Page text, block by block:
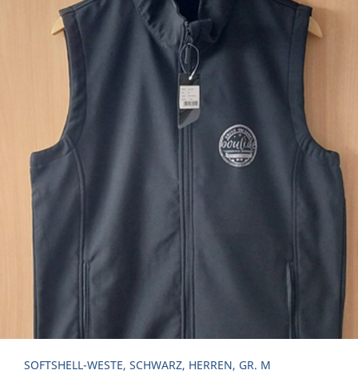
SOFTSHELL-WESTE, SCHWARZ, HERREN, GR. M